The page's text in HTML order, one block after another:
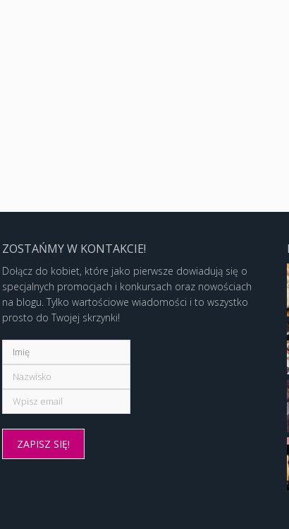
ZOSTAŃMY W KONTAKCIE!
Dołącz do kobiet, które jako pierwsze dowiadują się o
specjalnych promocjach i konkursach oraz nowościach
na blogu. Tylko wartościowe wiadomości i to wszystko
prosto do Twojej skrzynki!